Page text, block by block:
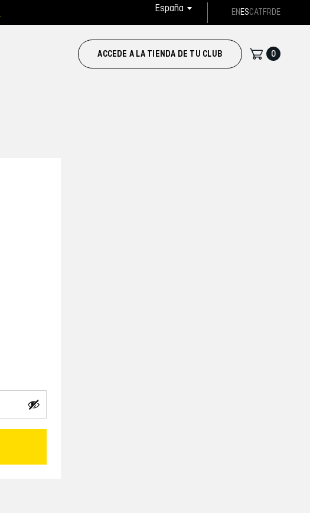
España EN ESCATFRDE
ACCEDE A LA TIENDA DE TU CLUB 0